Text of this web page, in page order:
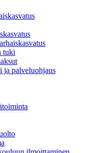
tuki
ja palveluohjaus